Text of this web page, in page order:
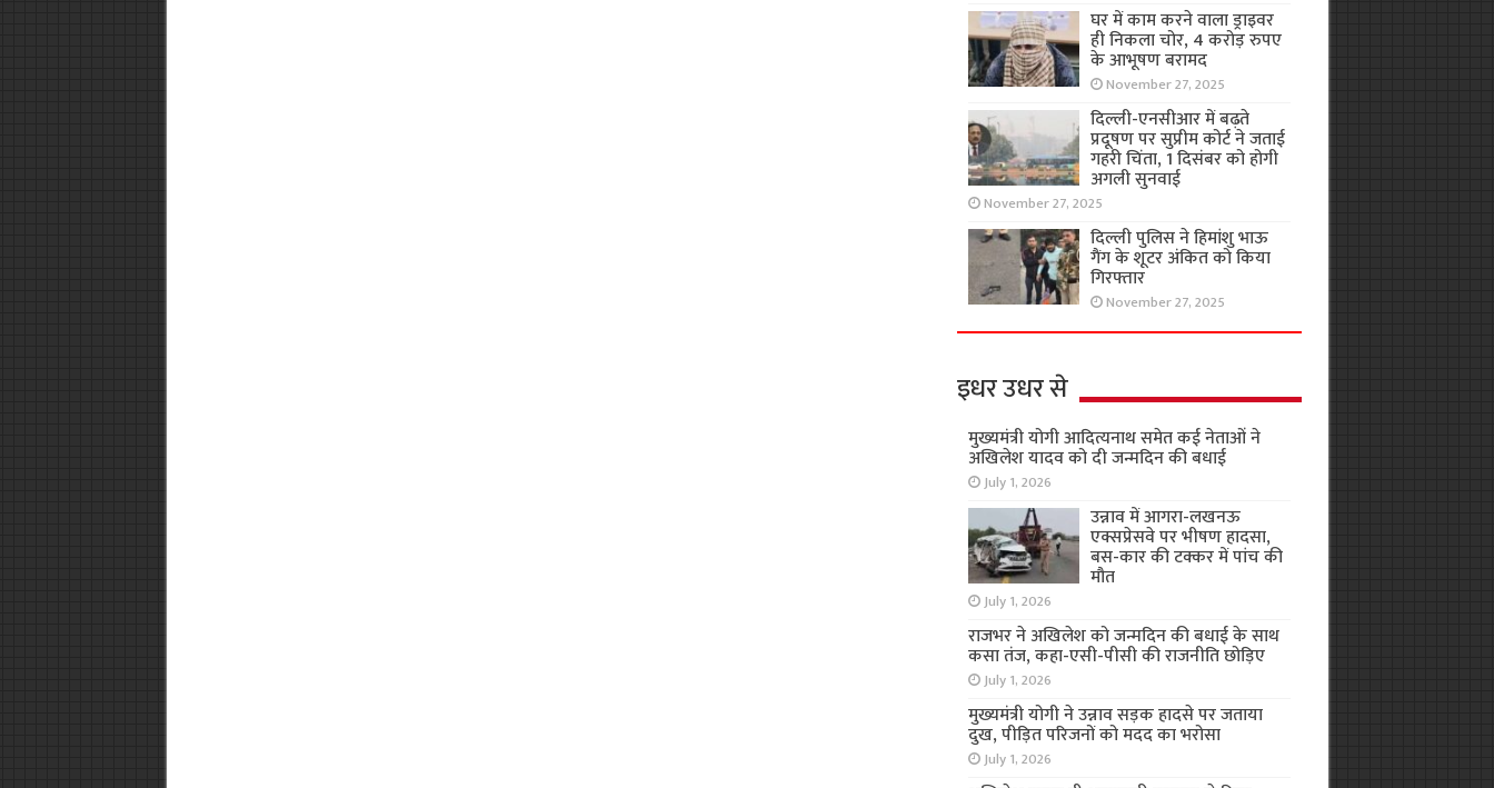
घर में काम करने वाला ड्राइवर
ही निकला चोर, 4 करोड़ रुपए
के आभूषण बरामद
November 27, 2025
दिल्ली-एनसीआर में बढ़ते
प्रदूषण पर सुप्रीम कोर्ट ने जताई
गहरी चिंता, 1 दिसंबर को होगी
अगली सुनवाई
November 27, 2025
दिल्ली पुलिस ने हिमांशु भाऊ
गैंग के शूटर अंकित को किया
गिरफ्तार
November 27, 2025
इधर उधर से
मुख्यमंत्री योगी आदित्यनाथ समेत कई नेताओं ने
अखिलेश यादव को दी जन्मदिन की बधाई
July 1, 2026
उन्नाव में आगरा-लखनऊ
एक्सप्रेसवे पर भीषण हादसा,
बस-कार की टक्कर में पांच की
मौत
July 1, 2026
राजभर ने अखिलेश को जन्मदिन की बधाई के साथ
कसा तंज, कहा-एसी-पीसी की राजनीति छोड़िए
July 1, 2026
मुख्यमंत्री योगी ने उन्नाव सड़क हादसे पर जताया
दुख, पीड़ित परिजनों को मदद का भरोसा
July 1, 2026